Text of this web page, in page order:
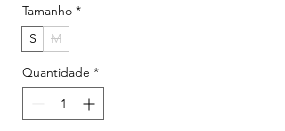
Tamanho *
S
M
Quantidade *